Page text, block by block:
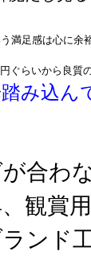
満足感は心に余
ぐらいから良質
み込ん
合わ
観賞
ンド工